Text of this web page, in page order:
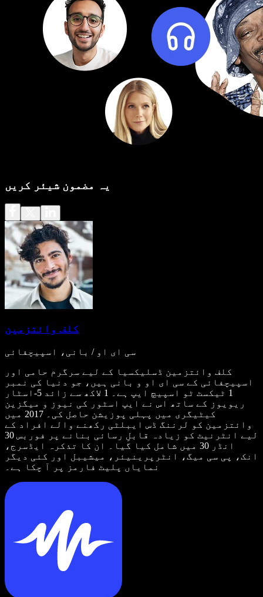
یہ مضمون شیئر کریں
کلف وائتزمین
سی ای او / بانی، اسپیچفائی
کلف وائتزمین ڈسلیکسیا کے لیے سرگرم حامی اور
اسپیچفائی کے سی ای او و بانی ہیں، جو دنیا کی نمبر
1 ٹیکسٹ ٹو اسپیچ ایپ ہے۔ 1 لاکھ سے زائد 5-اسٹار
ریویوز کے ساتھ اس نے ایپ اسٹور کی نیوز و میگزین
کیٹیگری میں پہلی پوزیشن حاصل کی۔ 2017 میں
وائتزمین کو لرننگ ڈس ایبلٹی رکھنے والے افراد کے
لیے انٹرنیٹ کو زیادہ قابلِ رسائی بنانے پر فوربس 30
انڈر 30 میں شامل کیا گیا۔ ان کا تذکرہ ایڈسرج،
انک، پی سی میگ، انٹرپرینیئر، میشیبل اور کئی دیگر
نمایاں پلیٹ فارمز پر آ چکا ہے۔